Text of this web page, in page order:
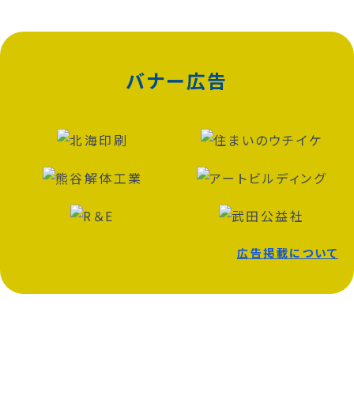
バナー広告
広告掲載について